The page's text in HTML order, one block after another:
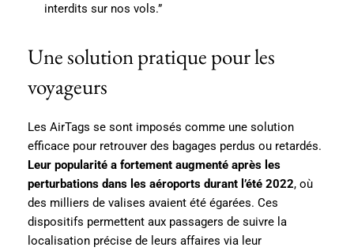
interdits sur nos vols.”
Une solution pratique pour les
voyageurs
Les AirTags se sont imposés comme une solution
efficace pour retrouver des bagages perdus ou retardés.
Leur popularité a fortement augmenté après les
perturbations dans les aéroports durant l’été 2022, où
des milliers de valises avaient été égarées. Ces
dispositifs permettent aux passagers de suivre la
localisation précise de leurs affaires via leur